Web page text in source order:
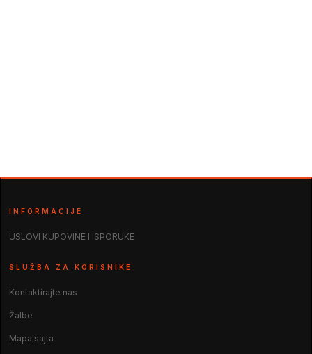
INFORMACIJE
USLOVI KUPOVINE I ISPORUKE
SLUŽBA ZA KORISNIKE
Kontaktirajte nas
Žalbe
Mapa sajta